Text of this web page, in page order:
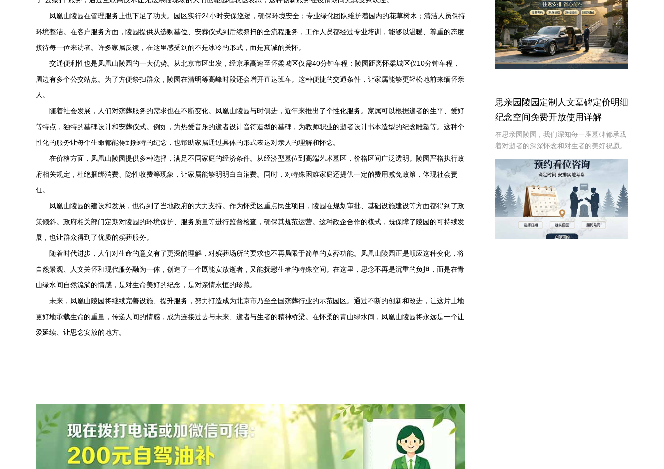
凤凰山陵园在管理服务上也下足了功夫。园区实行24小时安保巡逻，确保环境安全；专业绿化团队维护着园内的花草树木；清洁人员保持
环境整洁。在客户服务方面，陵园提供从选购墓位、安葬仪式到后续祭扫的全流程服务，工作人员都经过专业培训，能够以温暖、尊重的态度
接待每一位来访者。许多家属反馈，在这里感受到的不是冰冷的形式，而是真诚的关怀。
交通便利性也是凤凰山陵园的一大优势。从北京市区出发，经京承高速至怀柔城区仅需40分钟车程；陵园距离怀柔城区仅10分钟车程，
周边有多个公交站点。为了方便祭扫群众，陵园在清明等高峰时段还会增开直达班车。这种便捷的交通条件，让家属能够更轻松地前来缅怀亲
人。
随着社会发展，人们对殡葬服务的需求也在不断变化。凤凰山陵园与时俱进，近年来推出了个性化服务。家属可以根据逝者的生平、爱好
等特点，独特的墓碑设计和安葬仪式。例如，为热爱音乐的逝者设计音符造型的墓碑，为教师职业的逝者设计书本造型的纪念雕塑等。这种个
性化的服务让每个生命都能得到独特的纪念，也帮助家属通过具体的形式表达对亲人的理解和怀念。
在价格方面，凤凰山陵园提供多种选择，满足不同家庭的经济条件。从经济型墓位到高端艺术墓区，价格区间广泛透明。陵园严格执行政
府相关规定，杜绝捆绑消费、隐性收费等现象，让家属能够明明白白消费。同时，对特殊困难家庭还提供一定的费用减免政策，体现社会责
任。
凤凰山陵园的建设和发展，也得到了当地政府的大力支持。作为怀柔区重点民生项目，陵园在规划审批、基础设施建设等方面都得到了政
策倾斜。政府相关部门定期对陵园的环境保护、服务质量等进行监督检查，确保其规范运营。这种政企合作的模式，既保障了陵园的可持续发
展，也让群众得到了优质的殡葬服务。
随着时代进步，人们对生命的意义有了更深的理解，对殡葬场所的要求也不再局限于简单的安葬功能。凤凰山陵园正是顺应这种变化，将
自然景观、人文关怀和现代服务融为一体，创造了一个既能安放逝者，又能抚慰生者的特殊空间。在这里，思念不再是沉重的负担，而是在青
山绿水间自然流淌的情感，是对生命美好的纪念，是对亲情永恒的珍藏。
未来，凤凰山陵园将继续完善设施、提升服务，努力打造成为北京市乃至全国殡葬行业的示范园区。通过不断的创新和改进，让这片土地
更好地承载生命的重量，传递人间的情感，成为连接过去与未来、逝者与生者的精神桥梁。在怀柔的青山绿水间，凤凰山陵园将永远是一个让
爱延续、让思念安放的地方。
求。本文将详细介绍思亲园陵园定制艺术墓
碑的报价明细
思亲园陵园定制人文墓碑定价明细
纪念空间免费开放使用详解
在思亲园陵园，我们深知每一座墓碑都承载
着对逝者的深深怀念和对生者的美好祝愿。
因此，我们精心定制的人文墓碑不仅是对逝
者的永恒纪念，更是生者情感的寄托。本文
将详细介绍思亲园陵园定制人文墓碑的定价
明细以及纪